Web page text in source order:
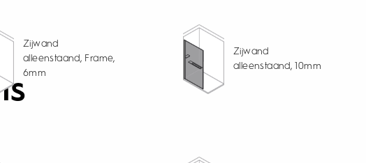
Zijwand
alleenstaand, Frame,
6mm
Zijwand
alleenstaand, 10mm